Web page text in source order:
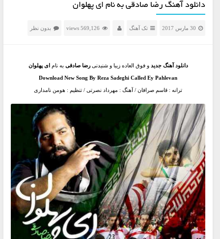
دانلود آهنگ رضا صادقی به نام ‌ای پهلوان
30 مارس 2017 تک آهنگ 569,126 views بدون نظر
دانلود آهنگ جدید و فوق العاده زیبا و شنیدنی رضا صادقی به نام‌ای پهلوان
Download New Song By Reza Sadeghi Called Ey Pahlevan
ترانه : قاسم صرافان / آهنگ : مهرداد نصرتی / تنظیم : هومن نامداری